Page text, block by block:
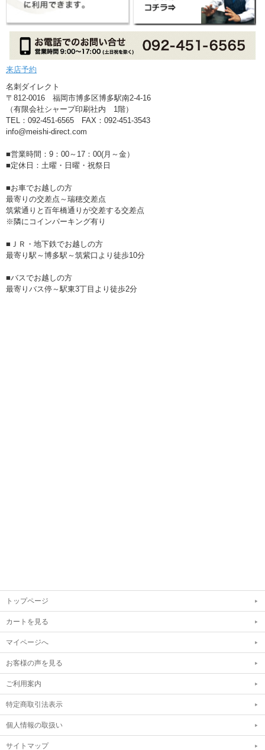
来店予約
名刺ダイレクト
〒812-0016 福岡市博多区博多駅南2-4-16
（有限会社シャープ印刷社内 1階）
TEL：092-451-6565 FAX：092-451-3543
info@meishi-direct.com
■営業時間：9：00～17：00(月～金）
■定休日：土曜・日曜・祝祭日
■お車でお越しの方
最寄りの交差点～瑞穂交差点
筑紫通りと百年橋通りが交差する交差点
※隣にコインパーキング有り
■ＪＲ・地下鉄でお越しの方
最寄り駅～博多駅～筑紫口より徒歩10分
■バスでお越しの方
最寄りバス停～駅東3丁目より徒歩2分
トップページ
カートを見る
マイページへ
お客様の声を見る
ご利用案内
特定商取引法表示
個人情報の取扱い
サイトマップ